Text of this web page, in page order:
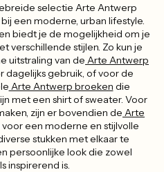
selectie Arte Antwerp
een moderne, urban lifestyle.
biedt je de mogelijkheid om je
verschillende stijlen. Zo kun je
uitstraling van de Arte Antwerp
dagelijks gebruik, of voor de
Arte Antwerp broeken die
met een shirt of sweater. Voor
zijn er bovendien de Arte
een moderne en stijlvolle
stukken met elkaar te
persoonlijke look die zowel
inspirerend is.